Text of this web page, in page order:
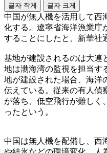
글자 작게 글자 크게
中国が無人機を活用して西
化する。遼寧省海洋漁業庁
することにしたと、新華社
基地が建設されるのは大連
地は渤海湾の監視を担当す
地が建設された場合、海洋
伝えている。従来の有人偵
が落ち、低空飛行が難しく
ったという。
中国は無人機を配備し、西